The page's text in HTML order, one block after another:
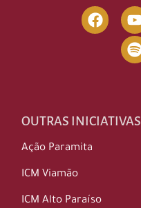
OUTRAS INICIATIVAS
Ação Paramita
ICM Viamão
ICM Alto Paraíso